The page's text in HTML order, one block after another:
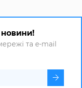
новини!
та e-mail